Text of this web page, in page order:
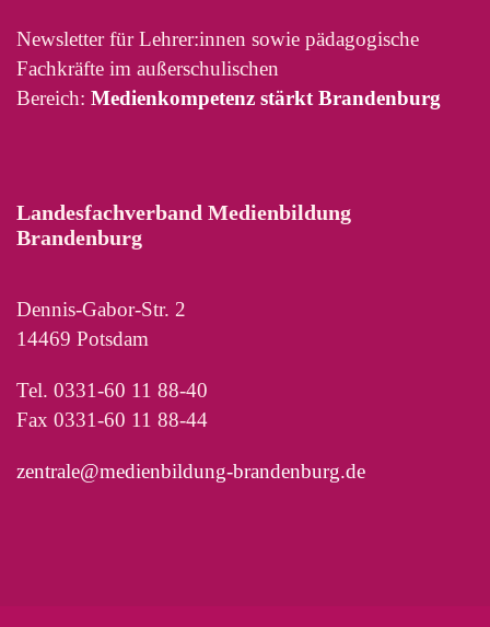
Newsletter für Lehrer:innen sowie pädagogische
Fachkräfte im außerschulischen
Bereich: Medienkompetenz stärkt Brandenburg
Landesfachverband Medienbildung
Brandenburg
Dennis-Gabor-Str. 2
14469 Potsdam
Tel. 0331-60 11 88-40
Fax 0331-60 11 88-44
zentrale@medienbildung-brandenburg.de